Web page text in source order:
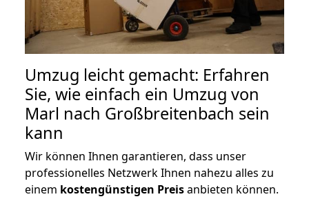
Umzug leicht gemacht: Erfahren
Sie, wie einfach ein Umzug von
Marl nach Großbreitenbach sein
kann
Wir können Ihnen garantieren, dass unser
professionelles Netzwerk Ihnen nahezu alles zu
einem kostengünstigen Preisanbieten können.